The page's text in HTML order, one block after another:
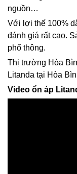
nguồn…
Với lợi thế 100%
đánh giá rất cao.
phổ thông.
Thị trường Hòa
Litanda tại Hòa
Video ổn áp